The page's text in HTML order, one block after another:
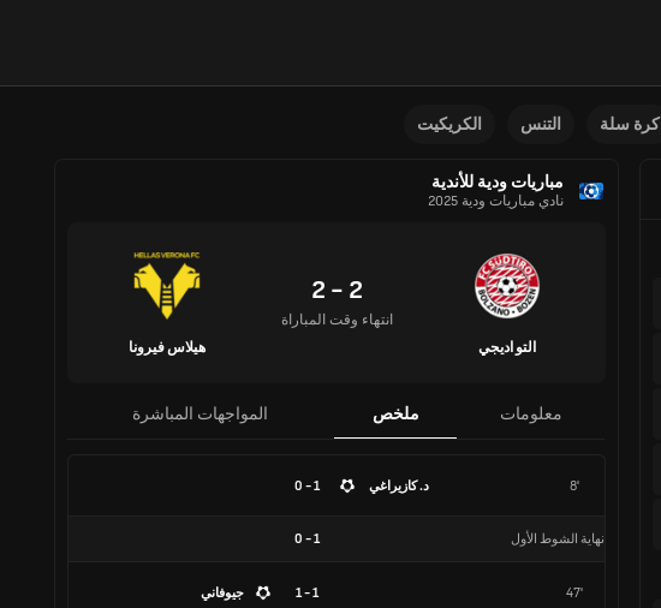
كرة سلة التنس الكريكيت
مباريات ودية للأندية
نادي مباريات ودية 2025
التو اديجي
2 - 2
انتهاء وقت المباراة
هيلاس فيرونا
معلومات ملخص المواجهات المباشرة
8' د. كازيراغي 1 - 0
نهاية الشوط الأول 1
-
0
47'
1 - 1 جيوفاني